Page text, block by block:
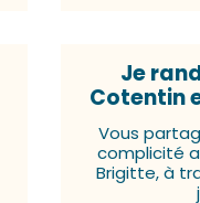
Je
Cotentin
Vous
complicité
Brigitte, à